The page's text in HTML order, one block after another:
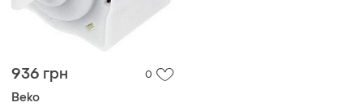
936 грн 0
Beko